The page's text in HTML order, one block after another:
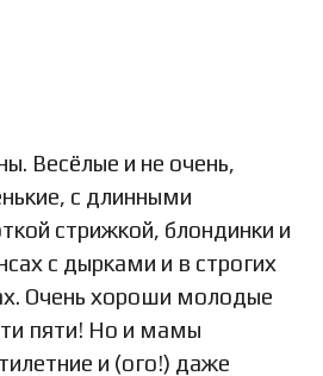
Весёлые и не очень,
с длинными
стрижкой, блондинки и
с дырками и в строгих
Очень хороши молодые
пяти! Но и мамы
и (ого!) даже